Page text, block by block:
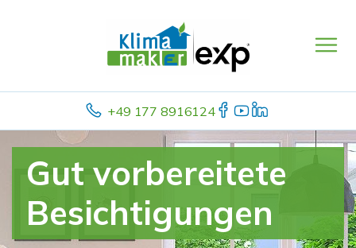
+49 177 8916124
Gut vorbereitete
Besichtigungen